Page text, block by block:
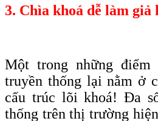
3. Chìa khoá dễ làm giả
Một trong những điểm
truyền thống lại nằm ở
cấu trúc lõi khoá! Đa
thống trên thị trường